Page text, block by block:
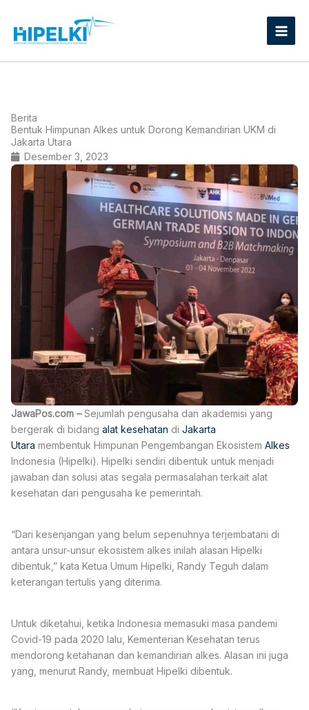
konten
Berita
Bentuk Himpunan Alkes untuk Dorong Kemandirian UKM di
Jakarta Utara
Desember 3, 2023
JawaPos.com –Sejumlah pengusaha dan akademisi yang
bergerak di bidang alat kesehatan di Jakarta
Utara membentuk Himpunan Pengembangan Ekosistem Alkes
Indonesia (Hipelki). Hipelki sendiri dibentuk untuk menjadi
jawaban dan solusi atas segala permasalahan terkait alat
kesehatan dari pengusaha ke pemerintah.
“Dari kesenjangan yang belum sepenuhnya terjembatani di
antara unsur-unsur ekosistem alkes inilah alasan Hipelki
dibentuk,” kata Ketua Umum Hipelki, Randy Teguh dalam
keterangan tertulis yang diterima.
Untuk diketahui, ketika Indonesia memasuki masa pandemi
Covid-19 pada 2020 lalu, Kementerian Kesehatan terus
mendorong ketahanan dan kemandirian alkes. Alasan ini juga
yang, menurut Randy, membuat Hipelki dibentuk.